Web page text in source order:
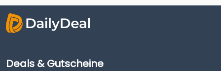
Deals & Gutscheine